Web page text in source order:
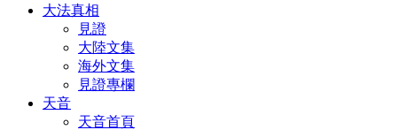
大法真相
見證
大陸文集
海外文集
見證專欄
天音
天音首頁